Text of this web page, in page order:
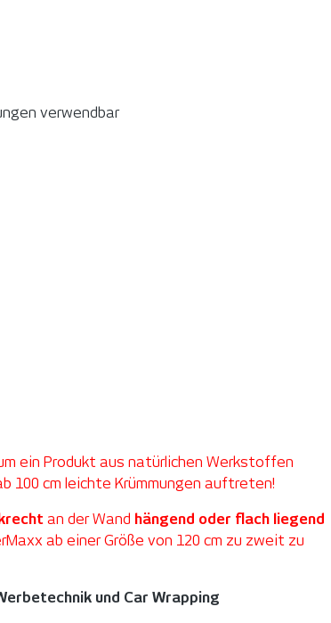
verwendbar
ein Produkt aus natürlichen Werkstoffen
100 cm leichte Krümmungen auftreten!
an der Wand hängend oder flach liegend
ab einer Größe von 120 cm zu zweit zu
und Car Wrapping